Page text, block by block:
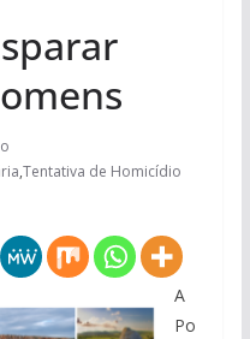
,Tentativa de Homicídio
A
Po